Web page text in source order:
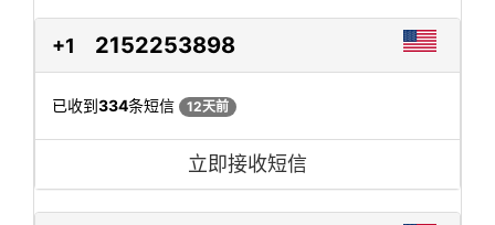
+1 2152253898
已收到334条短信 12天前
立即接收短信